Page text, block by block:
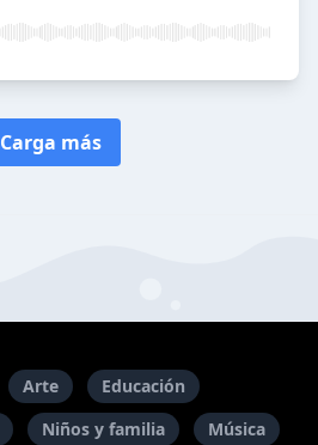
Carga más
Arte
Educación
Niños y familia
Música